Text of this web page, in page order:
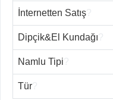
İnternetten Satış
Dipçik&El Kundağı
Namlu Tipi
Tür